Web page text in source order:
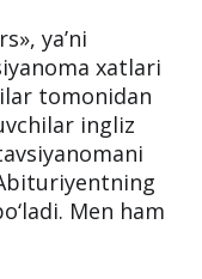
ya’ni
xatlari
tomonidan
ingliz
Men ham